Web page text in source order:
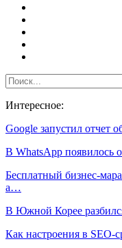
Интересное:
Google запустил отчет
В WhatsApp появилось
Бесплатный бизнес-
а…
В Южной Корее
Как настроения в SEO-